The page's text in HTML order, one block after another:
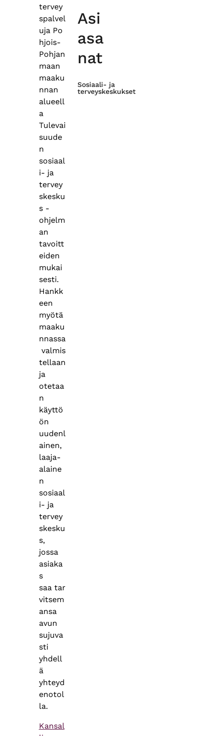
tervey
spalvel
uja Po
hjois-
Pohjan
maan
maaku
nnan
alueell
a
Tulevai
suude
n
sosiaal
i- ja
tervey
skesku
s -
ohjelm
an
tavoitt
eiden
mukai
sesti.
Hankk
een
myötä
maaku
nnassa
valmis
tellaan
ja
otetaa
n
käyttö
ön
uudenl
ainen,
laaja-
alaine
n
sosiaal
i- ja
tervey
skesku
s,
jossa
asiaka
s
saa tar
vitsem
ansa
avun
sujuva
sti
yhdell
ä
yhteyd
enotol
la.
Kansal
Asi
asa
nat
Sosiaali- ja
terveyskeskukset